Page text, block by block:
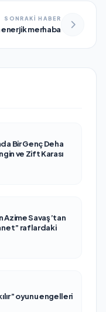
SONRAKİ HABER
enerjik merhaba
Bir Genç Deha
ve Zift Karası
Azime Savaş’tan
raflardaki
oyunu engelleri